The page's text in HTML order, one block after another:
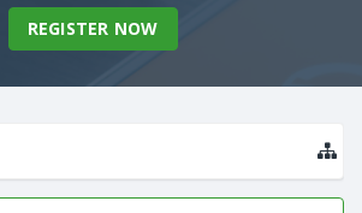
REGISTER NOW